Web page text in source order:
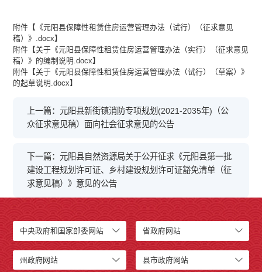
附件【 《元阳县保障性租赁住房运营管理办法（试行）（征求意见
稿）》.docx】
附件【关于《元阳县保障性租赁住房运营管理办法（实行）（征求意见
稿）》的编制说明.docx】
附件【关于《元阳县保障性租赁住房运营管理办法（试行）（草案）》
的起草说明.docx】
上一篇：元阳县新街镇消防专项规划(2021-2035年)（公
众征求意见稿）面向社会征求意见的公告
下一篇：元阳县自然资源局关于公开征求《元阳县第一批
建设工程规划许可证、乡村建设规划许可证豁免清单（征
求意见稿）》意见的公告
中央政府和国家部委网站 省政府网站
州政府网站 县市政府网站